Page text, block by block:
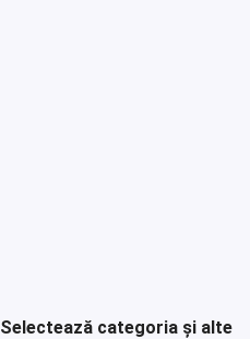
Selectează categoria și alte